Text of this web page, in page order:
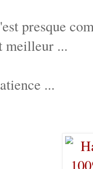
presque
meilleur ...
...